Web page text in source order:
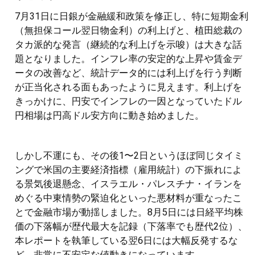
7月31日に日銀が金融緩和政策を修正し、特に短期金利
（無担保コール翌日物金利）の利上げと、植田総裁の
タカ派的な発言（継続的な利上げを示唆）は大きな話
題となりました。インフレ率の安定的な上昇や賃金デ
ータの改善など、統計データ的には利上げを行う判断
が正当化される面もあったように見えます。利上げを
きっかけに、円安でインフレの一因となっていたドル
円相場は円高ドル安方向に動き始めました。
しかし不運にも、その後1〜2日というほぼ同じタイミ
ングで米国の主要経済指標（雇用統計）の下振れによ
る景気後退懸念、イスラエル・パレスチナ・イランを
めぐる中東情勢の緊迫化といった悪材料が重なったこ
とで金融市場が動揺しました。8月5日には日経平均株
価の下落幅が歴代最大を記録（下落率でも歴代2位）、
本レポートを執筆している翌6日には大幅反発するな